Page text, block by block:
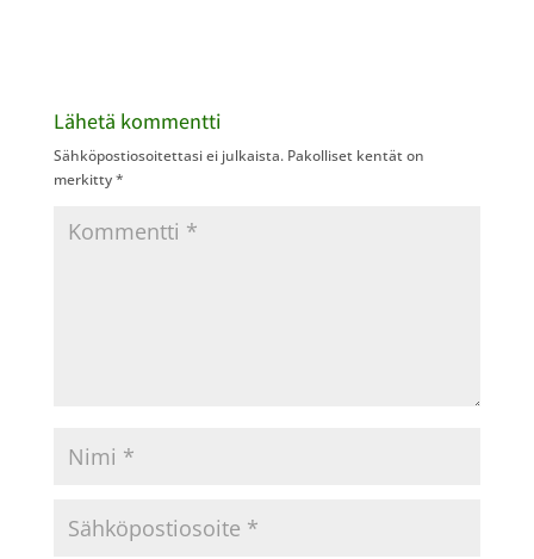
Lähetä kommentti
Sähköpostiosoitettasi ei julkaista. Pakolliset kentät on
merkitty*